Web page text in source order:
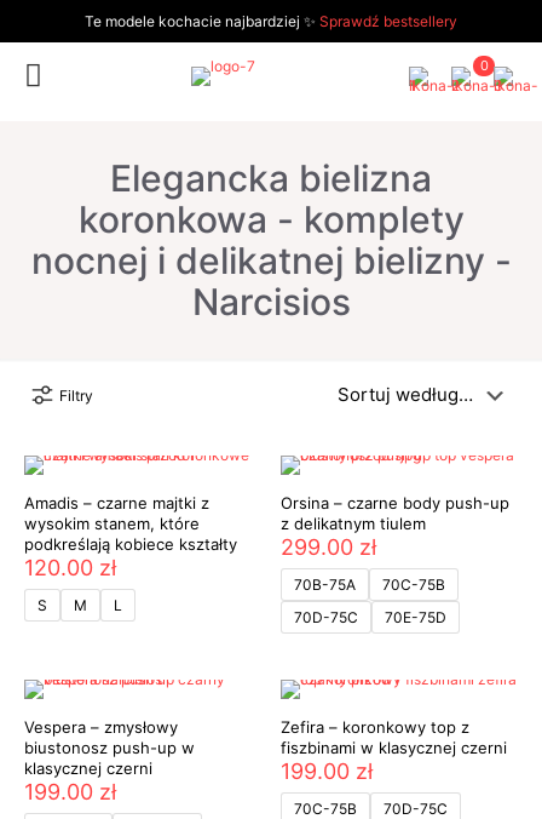
Te modele kochacie najbardziej ✨ Sprawdź bestsellery
0
Elegancka bielizna
koronkowa - komplety
nocnej i delikatnej bielizny -
Narcisios
Filtry
Amadis – czarne majtki z
wysokim stanem, które
podkreślają kobiece kształty
120.00 zł
S M L
Orsina – czarne body push-up
z delikatnym tiulem
299.00 zł
70B-75A
70C-75B
70D-75C
70E-75D
Vespera – zmysłowy
biustonosz push-up w
klasycznej czerni
199.00 zł
Zefira – koronkowy top z
fiszbinami w klasycznej czerni
199.00 zł
70C-75B
70D-75C